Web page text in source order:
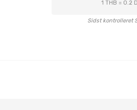
1 THB = 0.2
Sidst kontrolleret